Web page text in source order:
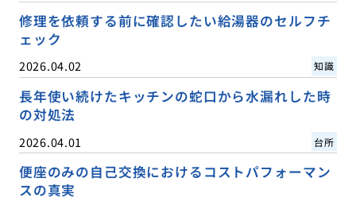
修理を依頼する前に確認したい給湯器のセルフチ
ェック
2026.04.02 知識
長年使い続けたキッチンの蛇口から水漏れした時
の対処法
2026.04.01 台所
便座のみの自己交換におけるコストパフォーマン
スの真実